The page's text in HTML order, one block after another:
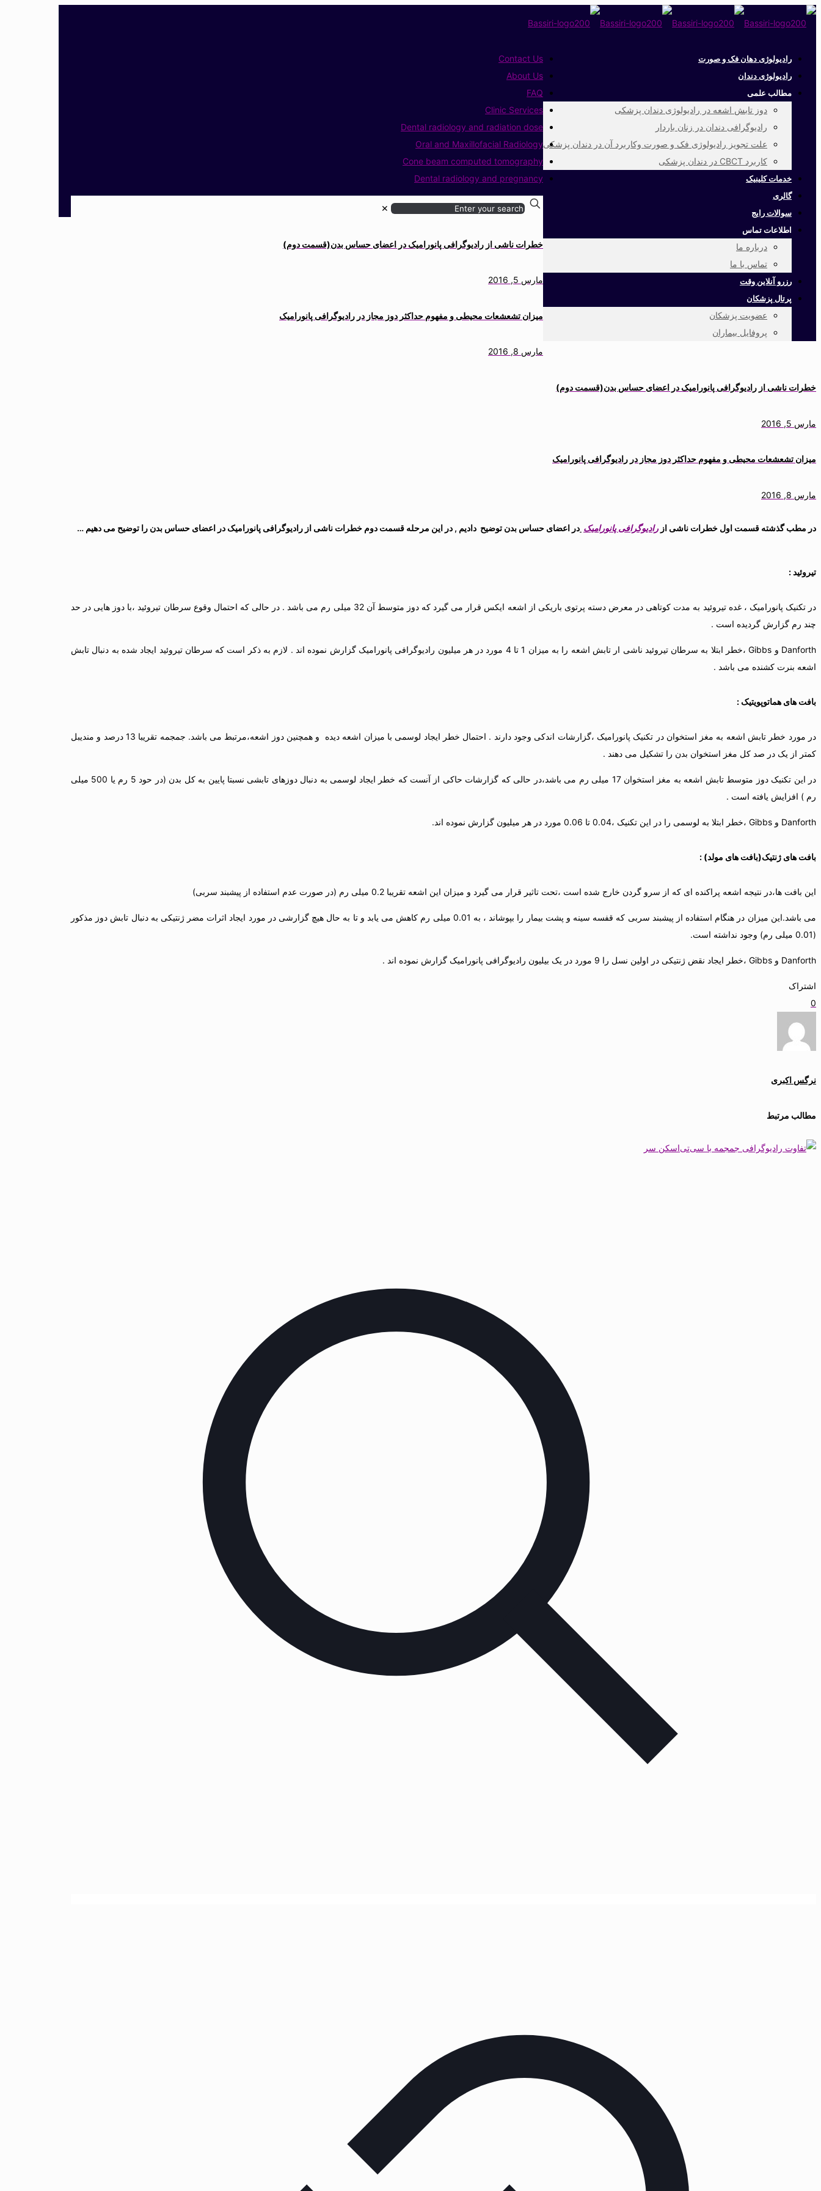
رادیولوژی دهان فک و صورت
رادیولوژی دندان
مطالب علمی
دوز تابش اشعه در رادیولوژی دندان پزشکی
رادیوگرافی دندان در زنان باردار
علت تجویز رادیولوژی فک و صورت وکاربرد آن در دندان پزشکی
کاربرد CBCT در دندان پزشکی
خدمات کلینیک
گالری
سوالات رایج
اطلاعات تماس
درباره ما
تماس با ما
رزرو آنلاین وقت
پرتال پزشکان
عضویت پزشکان
پروفایل بیماران
Contact Us
About Us
FAQ
Clinic Services
Dental radiology and radiation dose
Oral and Maxillofacial Radiology
Cone beam computed tomography
Dental radiology and pregnancy
✕
خطرات ناشی از رادیوگرافی پانورامیک در اعضای حساس بدن(قسمت دوم)
مارس 5, 2016
میزان تشعشعات محیطی و مفهوم حداکثر دوز مجاز در رادیوگرافی پانورامیک
مارس 8, 2016
خطرات ناشی از رادیوگرافی پانورامیک در اعضای حساس بدن(قسمت دوم)
مارس 5, 2016
میزان تشعشعات محیطی و مفهوم حداکثر دوز مجاز در رادیوگرافی پانورامیک
مارس 8, 2016
در مطب گذشته قسمت اول خطرات ناشی از رادیوگرافی پانورامیک در اعضای حساس بدن توضیح دادیم , در این مرحله قسمت دوم خطرات ناشی از رادیوگرافی پانورامیک در اعضای حساس بدن را توضیح می دهیم …
تیروئید :
در تکنیک پانورامیک ، غده تیروئید به مدت کوتاهی در معرض دسته پرتوی باریکی از اشعه ایکس قرار می گیرد که دوز متوسط آن 32 میلی رم می باشد . در حالی که احتمال وقوع سرطان تیروئید ،با دوز هایی در حد
چند رم گزارش گردیده است .
Danforth و Gibbs ،خطر ابتلا به سرطان تیروئید ناشی ار تابش اشعه را به میزان 1 تا 4 مورد در هر میلیون رادیوگرافی پانورامیک گزارش نموده اند . لازم به ذکر است که سرطان تیروئید ایجاد شده به دنبال تابش
اشعه بنرت کشنده می باشد .
بافت های هماتوپویتیک :
در مورد خطر تابش اشعه به مغز استخوان در تکنیک پانورامیک ،گزارشات اندکی وجود دارند . احتمال خطر ایجاد لوسمی با میزان اشعه دیده و همچنین دوز اشعه،مرتبط می باشد. جمجمه تقریبا 13 درصد و مندیبل
کمتر از یک در صد کل مغز استخوان بدن را تشکیل می دهند .
در این تکنیک دوز متوسط تابش اشعه به مغز استخوان 17 میلی رم می باشد،در حالی که گزارشات حاکی از آنست که خطر ایجاد لوسمی به دنبال دوزهای تابشی نسبتا پایین به کل بدن (در حود 5 رم یا 500 میلی
رم ) افزایش یافته است .
Danforth و Gibbs ،خطر ابتلا به لوسمی را در این تکنیک ،0.04 تا 0.06 مورد در هر میلیون گزارش نموده اند.
بافت های ژنتیک(بافت های مولد) :
این بافت ها،در نتیجه اشعه پراکنده ای که از سرو گردن خارج شده است ،تحت تاثیر قرار می گیرد و میزان این اشعه تقریبا 0.2 میلی رم (در صورت عدم استفاده از پیشبند سربی)
می باشد.این میزان در هنگام استفاده از پیشبند سربی که قفسه سینه و پشت بیمار را بپوشاند ، به 0.01 میلی رم کاهش می یابد و تا به حال هیچ گزارشی در مورد ایجاد اثرات مضر ژنتیکی به دنبال تابش دوز مذکور
(0.01 میلی رم) وجود نداشته است.
Danforth و Gibbs ،خطر ایجاد نقض ژنتیکی در اولین نسل را 9 مورد در یک بیلیون رادیوگرافی پانورامیک گزارش نموده اند .
اشتراک
0
نرگس اکبری
مطالب مرتبط